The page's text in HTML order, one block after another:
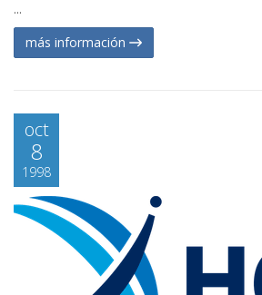
...
más información
oct
8
1998